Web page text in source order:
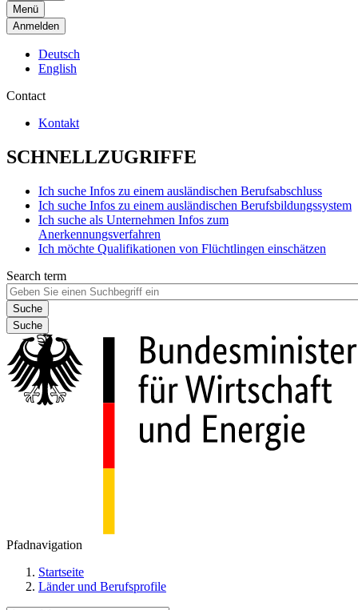
Menü
Anmelden
Deutsch
English
Contact
Kontakt
SCHNELLZUGRIFFE
Ich suche Infos zu einem ausländischen Berufsabschluss
Ich suche Infos zu einem ausländischen Berufsbildungssystem
Ich suche als Unternehmen Infos zum
Anerkennungsverfahren
Ich möchte Qualifikationen von Flüchtlingen einschätzen
Search term
Suche
Pfadnavigation
Startseite
Länder und Berufsprofile